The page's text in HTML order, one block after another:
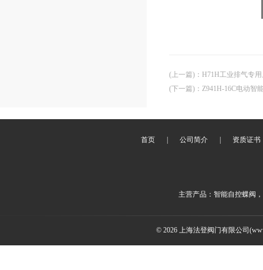
(上一篇) ： H71H工业排气专
(下一篇) ： Z941H-16C电动智
首页 公司简介 资质证书
主营产品：智能自控蝶阀
© 2026 上海法登阀门有限公司